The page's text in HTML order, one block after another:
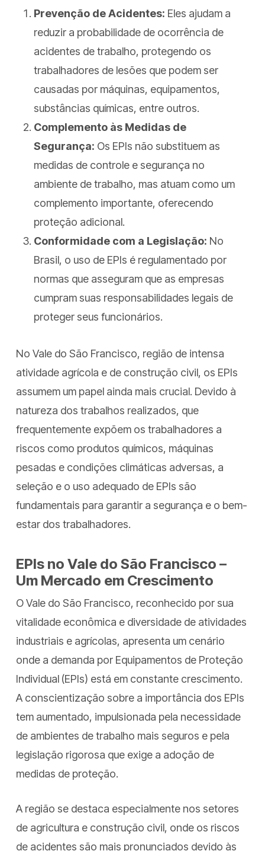
Prevenção de Acidentes: Eles ajudam a
reduzir a probabilidade de ocorrência de
acidentes de trabalho, protegendo os
trabalhadores de lesões que podem ser
causadas por máquinas, equipamentos,
substâncias químicas, entre outros.
Complemento às Medidas de
Segurança: Os EPIs não substituem as
medidas de controle e segurança no
ambiente de trabalho, mas atuam como um
complemento importante, oferecendo
proteção adicional.
Conformidade com a Legislação: No
Brasil, o uso de EPIs é regulamentado por
normas que asseguram que as empresas
cumpram suas responsabilidades legais de
proteger seus funcionários.
No Vale do São Francisco, região de intensa
atividade agrícola e de construção civil, os EPIs
assumem um papel ainda mais crucial. Devido à
natureza dos trabalhos realizados, que
frequentemente expõem os trabalhadores a
riscos como produtos químicos, máquinas
pesadas e condições climáticas adversas, a
seleção e o uso adequado de EPIs são
fundamentais para garantir a segurança e o bem-
estar dos trabalhadores.
EPIs no Vale do São Francisco –
Um Mercado em Crescimento
O Vale do São Francisco, reconhecido por sua
vitalidade econômica e diversidade de atividades
industriais e agrícolas, apresenta um cenário
onde a demanda por Equipamentos de Proteção
Individual (EPIs) está em constante crescimento.
A conscientização sobre a importância dos EPIs
tem aumentado, impulsionada pela necessidade
de ambientes de trabalho mais seguros e pela
legislação rigorosa que exige a adoção de
medidas de proteção.
A região se destaca especialmente nos setores
de agricultura e construção civil, onde os riscos
de acidentes são mais pronunciados devido às